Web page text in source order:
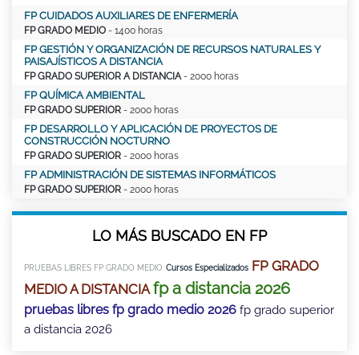
FP CUIDADOS AUXILIARES DE ENFERMERÍA
FP GRADO MEDIO - 1400 horas
FP GESTIÓN Y ORGANIZACIÓN DE RECURSOS NATURALES Y
PAISAJÍSTICOS A DISTANCIA
FP GRADO SUPERIOR A DISTANCIA - 2000 horas
FP QUÍMICA AMBIENTAL
FP GRADO SUPERIOR - 2000 horas
FP DESARROLLO Y APLICACIÓN DE PROYECTOS DE
CONSTRUCCIÓN NOCTURNO
FP GRADO SUPERIOR - 2000 horas
FP ADMINISTRACIÓN DE SISTEMAS INFORMÁTICOS
FP GRADO SUPERIOR - 2000 horas
LO MÁS BUSCADO EN FP
PRUEBAS LIBRES FP GRADO MEDIO Cursos Especializados FP GRADO
MEDIO A DISTANCIA fp a distancia 2026
pruebas libres fp grado medio 2026 fp grado superior
a distancia 2026